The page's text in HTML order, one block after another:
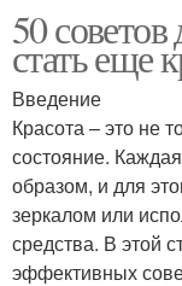
50
стать еще
Введение
Красота – это не
состояние.
образом, и для
зеркалом или
средства. В этой
эффективных